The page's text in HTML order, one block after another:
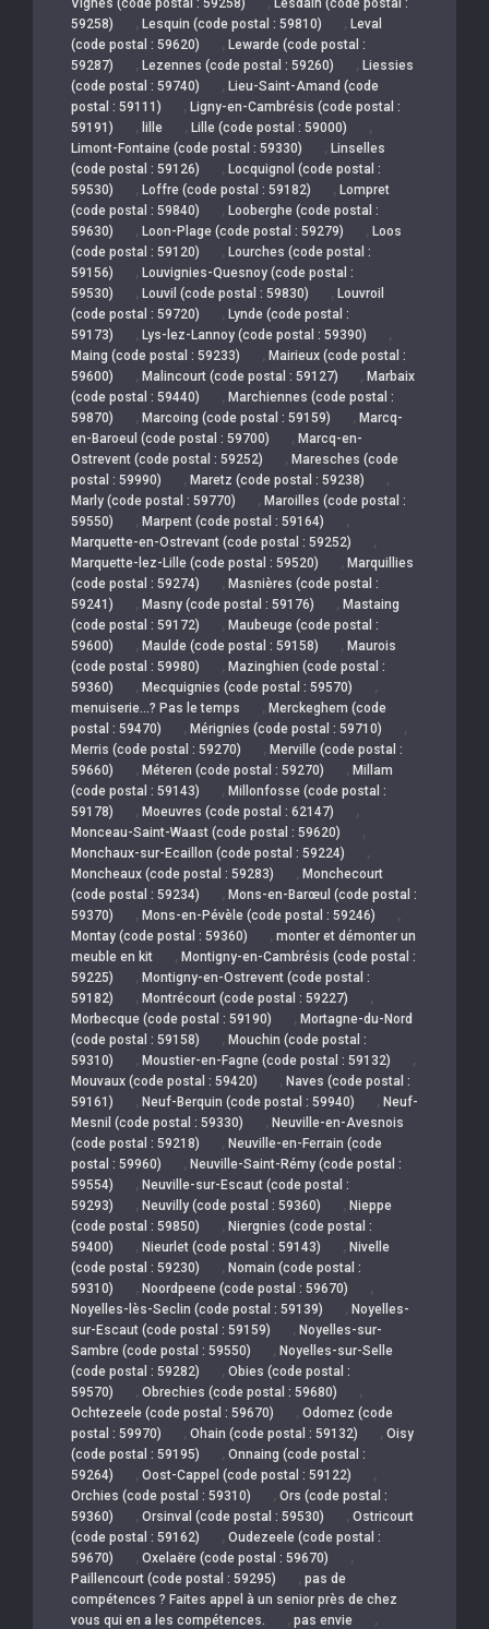
59258)
, Lesquin (code postal : 59810) , Leval
(code postal : 59620)
, Lewarde (code postal :
59287)
, Lezennes (code postal : 59260) , Liessies
(code postal : 59740)
, Lieu-Saint-Amand (code
postal : 59111)
, Ligny-en-Cambrésis (code postal :
59191)
, lille , Lille (code postal : 59000) ,
Limont-Fontaine (code postal : 59330) , Linselles
(code postal : 59126)
, Locquignol (code postal :
59530)
, Loffre (code postal : 59182) , Lompret
(code postal : 59840)
, Looberghe (code postal :
59630)
, Loon-Plage (code postal : 59279) , Loos
(code postal : 59120)
, Lourches (code postal :
59156)
, Louvignies-Quesnoy (code postal :
59530)
, Louvil (code postal : 59830) , Louvroil
(code postal : 59720)
, Lynde (code postal :
59173)
, Lys-lez-Lannoy (code postal : 59390) ,
Maing (code postal : 59233) , Mairieux (code postal :
59600)
, Malincourt (code postal : 59127) , Marbaix
(code postal : 59440)
, Marchiennes (code postal :
59870)
, Marcoing (code postal : 59159) , Marcq-
en-Baroeul (code postal : 59700)
, Marcq-en-
Ostrevent (code postal : 59252)
, Maresches (code
postal : 59990)
, Maretz (code postal : 59238) ,
Marly (code postal : 59770) , Maroilles (code postal :
59550)
, Marpent (code postal : 59164) ,
Marquette-en-Ostrevant (code postal : 59252) ,
Marquette-lez-Lille (code postal : 59520) , Marquillies
(code postal : 59274)
, Masnières (code postal :
59241)
, Masny (code postal : 59176) , Mastaing
(code postal : 59172)
, Maubeuge (code postal :
59600)
, Maulde (code postal : 59158) , Maurois
(code postal : 59980)
, Mazinghien (code postal :
59360)
, Mecquignies (code postal : 59570) ,
menuiserie…? Pas le temps , Merckeghem (code
postal : 59470)
, Mérignies (code postal : 59710) ,
Merris (code postal : 59270) , Merville (code postal :
59660)
, Méteren (code postal : 59270) , Millam
(code postal : 59143)
, Millonfosse (code postal :
59178)
, Moeuvres (code postal : 62147) ,
Monceau-Saint-Waast (code postal : 59620) ,
Monchaux-sur-Ecaillon (code postal : 59224) ,
Moncheaux (code postal : 59283) , Monchecourt
(code postal : 59234)
, Mons-en-Barœul (code postal :
59370)
, Mons-en-Pévèle (code postal : 59246) ,
Montay (code postal : 59360) , monter et démonter un
meuble en kit
, Montigny-en-Cambrésis (code postal :
59225)
, Montigny-en-Ostrevent (code postal :
59182)
, Montrécourt (code postal : 59227) ,
Morbecque (code postal : 59190) , Mortagne-du-Nord
(code postal : 59158)
, Mouchin (code postal :
59310)
, Moustier-en-Fagne (code postal : 59132) ,
Mouvaux (code postal : 59420) , Naves (code postal :
59161)
, Neuf-Berquin (code postal : 59940) , Neuf-
Mesnil (code postal : 59330)
, Neuville-en-Avesnois
(code postal : 59218)
, Neuville-en-Ferrain (code
postal : 59960)
, Neuville-Saint-Rémy (code postal :
59554)
, Neuville-sur-Escaut (code postal :
59293)
, Neuvilly (code postal : 59360) , Nieppe
(code postal : 59850)
, Niergnies (code postal :
59400)
, Nieurlet (code postal : 59143) , Nivelle
(code postal : 59230)
, Nomain (code postal :
59310)
, Noordpeene (code postal : 59670) ,
Noyelles-lès-Seclin (code postal : 59139) , Noyelles-
sur-Escaut (code postal : 59159)
, Noyelles-sur-
Sambre (code postal : 59550)
, Noyelles-sur-Selle
(code postal : 59282)
, Obies (code postal :
59570)
, Obrechies (code postal : 59680) ,
Ochtezeele (code postal : 59670) , Odomez (code
postal : 59970)
, Ohain (code postal : 59132) , Oisy
(code postal : 59195)
, Onnaing (code postal :
59264)
, Oost-Cappel (code postal : 59122) ,
Orchies (code postal : 59310) , Ors (code postal :
59360)
, Orsinval (code postal : 59530) , Ostricourt
(code postal : 59162)
, Oudezeele (code postal :
59670)
, Oxelaëre (code postal : 59670) ,
Paillencourt (code postal : 59295) , pas de
compétences ? Faites appel à un senior près de chez
vous qui en a les compétences.
, pas envie ,